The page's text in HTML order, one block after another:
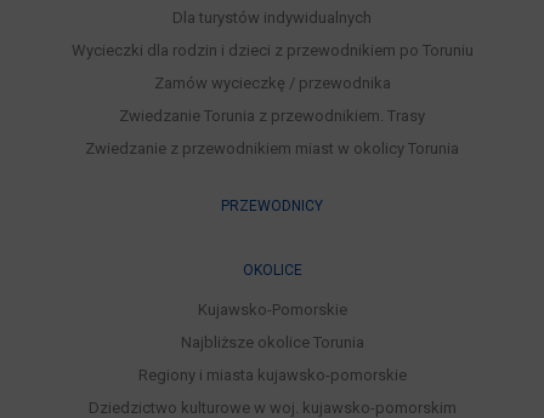
Dla turystów indywidualnych
Wycieczki dla rodzin i dzieci z przewodnikiem po Toruniu
Zamów wycieczkę / przewodnika
Zwiedzanie Torunia z przewodnikiem. Trasy
Zwiedzanie z przewodnikiem miast w okolicy Torunia
PRZEWODNICY
OKOLICE
Kujawsko-Pomorskie
Najbliższe okolice Torunia
Regiony i miasta kujawsko-pomorskie
Dziedzictwo kulturowe w woj. kujawsko-pomorskim